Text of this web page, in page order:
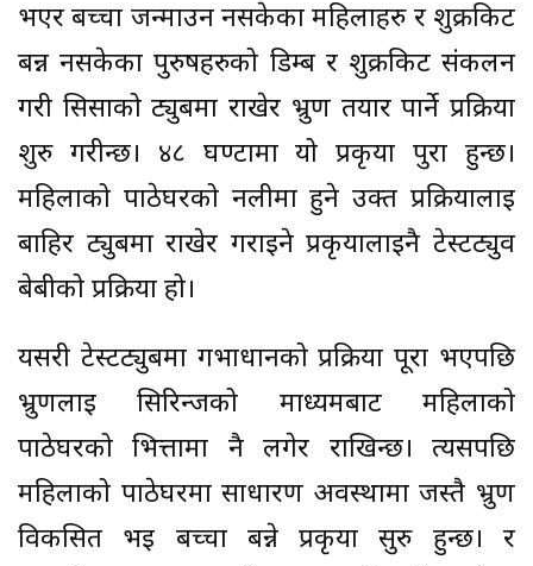
भएर बच्चा जन्माउन नसकेका महिलाहरु र शुक्रकिट
बन्न नसकेका पुरुषहरुको डिम्ब र शुक्रकिट संकलन
गरी सिसाको ट्युबमा राखेर भ्रुण तयार पार्ने प्रक्रिया
शुरु गरीन्छ। ४८ घण्टामा यो प्रकृया पुरा हुन्छ।
महिलाको पाठेघरको नलीमा हुने उक्त प्रक्रियालाई
बाहिर ट्युबमा राखेर गराइने प्रकृयालाईनै टेस्टट्युव
बेबीको प्रक्रिया हो।
यसरी टेस्टट्युबमा गर्भाधानको प्रक्रिया पूरा भएपछि
भ्रुणलाई सिरिन्जको माध्यमबाट महिलाको
पाठेघरको भित्तामा नै लगेर राखिन्छ। त्यसपछि
महिलाको पाठेघरमा साधारण अवस्थामा जस्तै भ्रुण
विकसित भई बच्चा बन्ने प्रकृया सुरु हुन्छ। र